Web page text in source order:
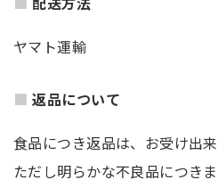
ヤマト運輸
返品について
食品につき返品は、お受け出来
ただし明らかな不良品につき